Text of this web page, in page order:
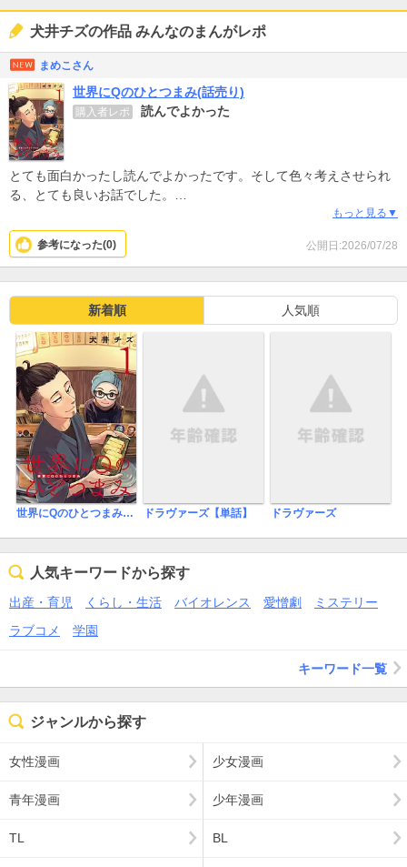
犬井チズの作品 みんなのまんがレポ
まめこさん
世界にQのひとつまみ(話売り)
購入者レポ 読んでよかった
とても面白かったし読んでよかったです。そして色々考えさせられ
る、とても良いお話でした。
LGBTQの子どもと大人が物語の中心です。でも恋愛や体の違和感が
メインではないような気がします。
その人らしさ、その人その人の幸せってなんだろう。
全ての人がその人らしく生きて、それが社会に自然に受け入れられ
るような社会になるといいなと思いました。
面白さや感じたことをうまく伝えられないから、多くの人が読んで
くれたらいいなと思います。
もっと見る▼
公開日:2026/07/28
参考になった(0)
新着順 人気順
世界にQのひとつまみ(話売り) ドラヴァーズ【単話】 ドラヴァーズ
人気キーワードから探す
出産・育児 くらし・生活 バイオレンス 愛憎劇
ミステリー
ラブコメ
学園
キーワード一覧
ジャンルから探す
女性漫画 少女漫画
青年漫画 少年漫画
TL BL